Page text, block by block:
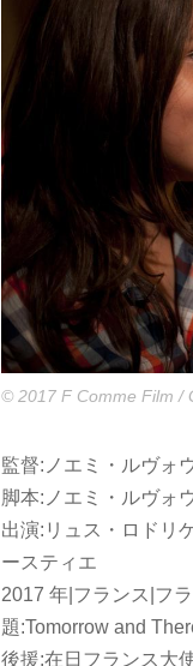
© 2017 F Comme Film /
監督:ノエミ・ルヴォ
脚本:ノエミ・ルヴォ
出演:リュス・ロドリ
ースティエ
2017 年|フランス|フ
題:Tomorrow and
後援:在日フランス大